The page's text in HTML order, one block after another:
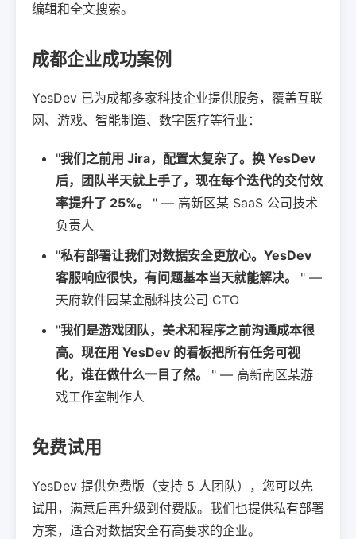
编辑和全文搜索。
成都企业成功案例
YesDev 已为成都多家科技企业提供服务，覆盖互联
网、游戏、智能制造、数字医疗等行业：
"我们之前用 Jira，配置太复杂了。换 YesDev
后，团队半天就上手了，现在每个迭代的交付效
率提升了 25%。 " — 高新区某 SaaS 公司技术
负责人
"私有部署让我们对数据安全更放心。YesDev
客服响应很快，有问题基本当天就能解决。 " —
天府软件园某金融科技公司 CTO
"我们是游戏团队，美术和程序之前沟通成本很
高。现在用 YesDev 的看板把所有任务可视
化，谁在做什么一目了然。 " — 高新南区某游
戏工作室制作人
免费试用
YesDev 提供免费版（支持 5 人团队），您可以先
试用，满意后再升级到付费版。我们也提供私有部署
方案，适合对数据安全有高要求的企业。